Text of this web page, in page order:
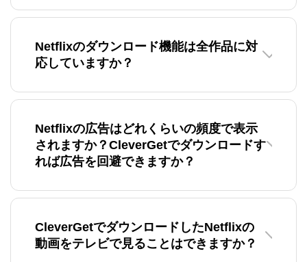
Netflixのダウンロード機能は全作品に対
応していますか？
Netflixの広告はどれくらいの頻度で表示
されますか？CleverGetでダウンロードす
れば広告を回避できますか？
CleverGetでダウンロードしたNetflixの
動画をテレビで見ることはできますか？